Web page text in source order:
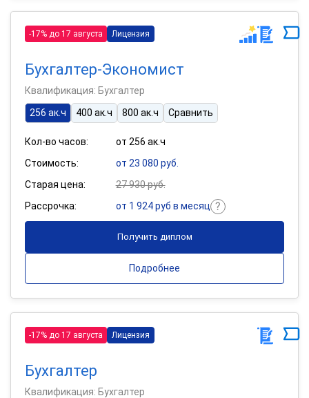
-17% до 17 августа Лицензия
Бухгалтер-Экономист
Квалификация: Бухгалтер
256 ак.ч
400 ак.ч 800 ак.ч Сравнить
Кол-во часов:
от 256 ак.ч
Стоимость:
от 23 080 руб.
Старая цена:
27 930 руб.
Рассрочка:
от 1 924 руб в месяц
Получить диплом
Подробнее
-17% до 17 августа Лицензия
Бухгалтер
Квалификация: Бухгалтер